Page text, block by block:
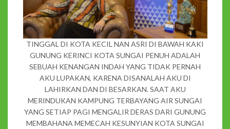
TINGGAL DI KOTA KECIL NAN ASRI DI BAWAH KAKI
GUNUNG KERINCI KOTA SUNGAI PENUH ADALAH
SEBUAH KENANGAN INDAH YANG TIDAK PERNAH
AKU LUPAKAN, KARENA DISANALAH AKU DI
LAHIRKAN DAN DI BESARKAN. SAAT AKU
MERINDUKAN KAMPUNG TERBAYANG AIR SUNGAI
YANG SETIAP PAGI MENGALIR DERAS DARI GUNUNG
MEMBAHANA MEMECAH KESUNYIAN KOTA SUNGAI